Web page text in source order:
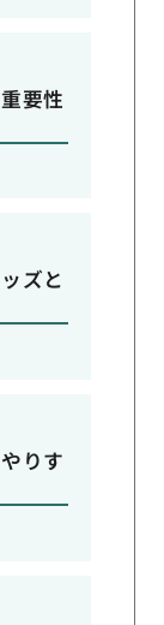
要性
ズと
りす